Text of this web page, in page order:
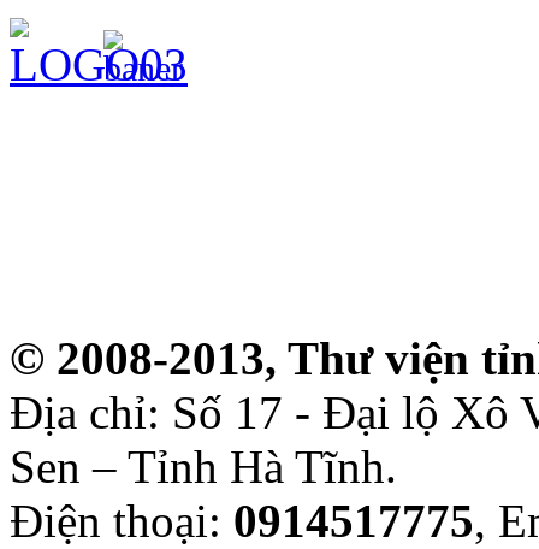
© 2008-2013, Thư viện
Địa chỉ: Số 17 - Đại lộ Xô
Sen – Tỉnh Hà Tĩnh.
Điện thoại: 0914517775,